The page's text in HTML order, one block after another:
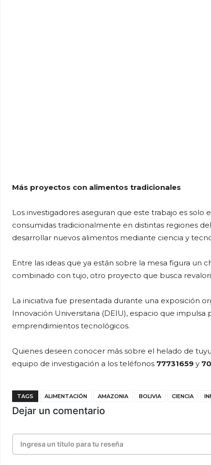
Más proyectos con alimentos tradicionales
Los investigadores aseguran que este trabajo es solo
consumidas tradicionalmente en distintas regiones
desarrollar nuevos alimentos mediante ciencia y
Entre las ideas que ya están sobre la mesa figura un
combinado con tujo, otro proyecto que busca
La iniciativa fue presentada durante una exposición
Innovación Universitaria (DEIU), espacio que
emprendimientos tecnológicos.
Quienes deseen conocer más sobre el helado de
equipo de investigación a los teléfonos 77731659 y
TAGS ALIMENTACIÓN AMAZONIA BOLIVIA CIENCIA
Dejar un comentario